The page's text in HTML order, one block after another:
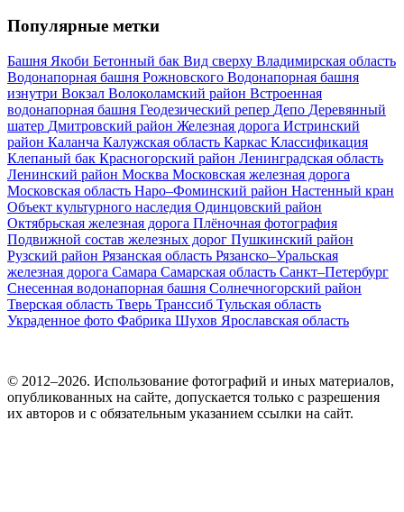
Популярные метки
Башня Якоби Бетонный бак Вид сверху Владимирская область
Водонапорная башня Рожновского Водонапорная башня
изнутри Вокзал Волоколамский район Встроенная
водонапорная башня Геодезический репер Депо Деревянный
шатер Дмитровский район Железная дорога Истринский
район Каланча Калужская область Каркас Классификация
Клепаный бак Красногорский район Ленинградская область
Ленинский район Москва Московская железная дорога
Московская область Наро–Фоминский район Настенный кран
Объект культурного наследия Одинцовский район
Октябрьская железная дорога Плёночная фотография
Подвижной состав железных дорог Пушкинский район
Рузский район Рязанская область Рязанско–Уральская
железная дорога Самара Самарская область Санкт–Петербург
Снесенная водонапорная башня Солнечногорский район
Тверская область Тверь Транссиб Тульская область
Украденное фото Фабрика Шухов Ярославская область
© 2012–2026. Использование фотографий и иных материалов,
опубликованных на сайте, допускается только с разрешения
их авторов и c обязательным указанием ссылки на сайт.